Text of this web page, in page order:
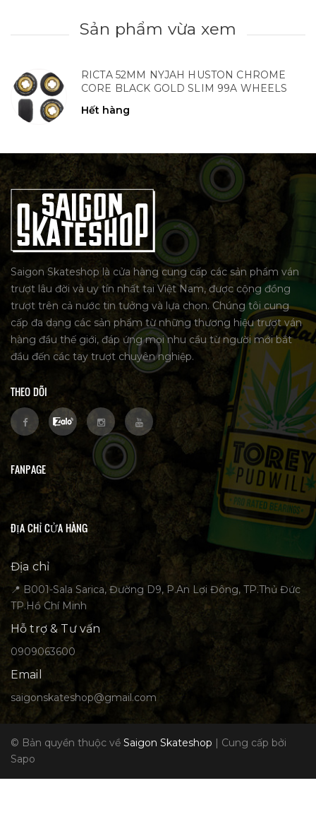
Sản phẩm vừa xem
RICTA 52MM NYJAH HUSTON CHROME
CORE BLACK GOLD SLIM 99A WHEELS
Hết hàng
Saigon Skateshop là cửa hàng cung cấp các sản phẩm ván
trượt lâu đời và uy tín nhất tại Việt Nam, được cộng đồng
trượt trên cả nước tin tưởng và lựa chọn. Chúng tôi cung
cấp đa dạng các sản phẩm từ những thương hiệu trượt ván
hàng đầu thế giới, đáp ứng mọi nhu cầu từ người mới bắt
đầu đến các tay trượt chuyên nghiệp.
THEO DÕI
FANPAGE
ĐỊA CHỈ CỬA HÀNG
Địa chỉ
📍 B001-Sala Sarica, Đường D9, P.An Lợi Đông, TP.Thủ Đức
TP.Hồ Chí Minh
Hỗ trợ & Tư vấn
0909063600
Email
saigonskateshop@gmail.com
© Bản quyền thuộc về Saigon Skateshop | Cung cấp bởi
Sapo